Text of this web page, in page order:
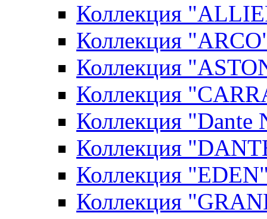
Коллекция
Коллекция
Коллекция
Коллекция
Коллекция "Dante
Коллекция
Коллекция
Коллекция